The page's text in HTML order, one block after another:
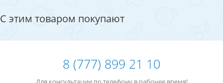
С этим товаром покупают
8 (777) 899 21 10